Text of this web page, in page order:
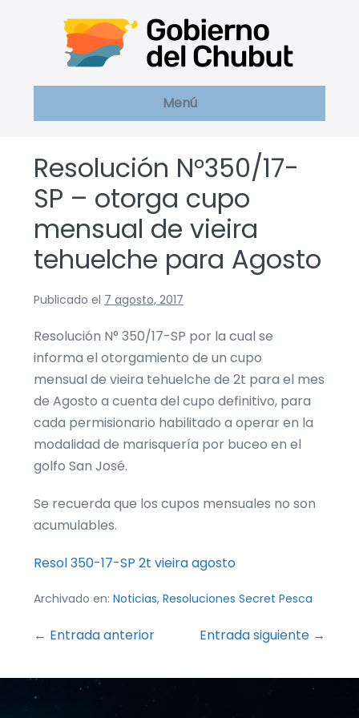
Menú
Resolución N°350/17-
SP – otorga cupo
mensual de vieira
tehuelche para Agosto
Publicado el 7 agosto, 2017
Resolución N° 350/17-SP por la cual se
informa el otorgamiento de un cupo
mensual de vieira tehuelche de 2t para el mes
de Agosto a cuenta del cupo definitivo, para
cada permisionario habilitado a operar en la
modalidad de marisquería por buceo en el
golfo San José.
Se recuerda que los cupos mensuales no son
acumulables.
Resol 350-17-SP 2t vieira agosto
Archivado en: Noticias, Resoluciones Secret Pesca
Navegación
entradas
← Entrada anterior Entrada siguiente →